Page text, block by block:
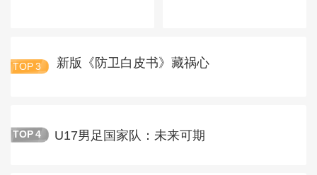
TOP 3 新版《防卫白皮书》藏祸心
TOP 4 U17男足国家队：未来可期